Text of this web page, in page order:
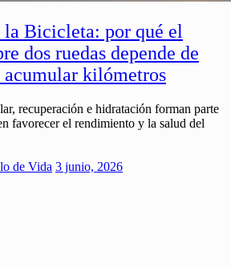
Bicicleta: por qué el
dos ruedas depende de
acumular kilómetros
recuperación e hidratación forman parte
favorecer el rendimiento y la salud del
de Vida 3 junio, 2026